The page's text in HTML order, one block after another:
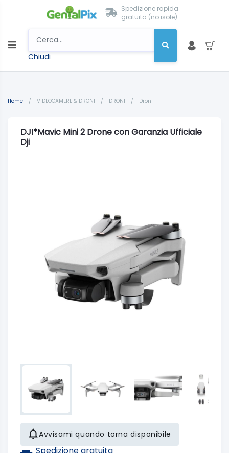
Spedizione rapida
gratuita (no isole)
Chiudi
Home / VIDEOCAMERE & DRONI / DRONI / Droni
DJI*Mavic Mini 2 Drone con Garanzia Ufficiale
Dji
Avvisami quando torna disponibile
Spedizione gratuita